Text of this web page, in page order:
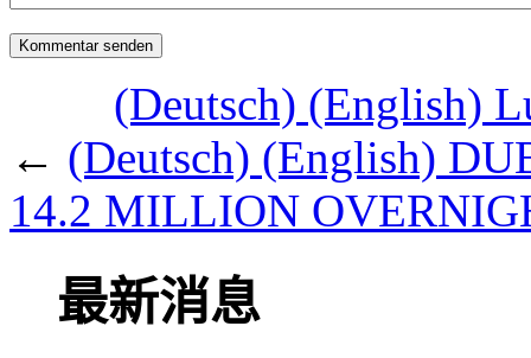
(Deutsch) (English)
← (Deutsch) (English)
14.2 MILLION
最新消息